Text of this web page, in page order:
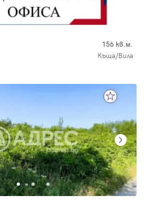
156 кв.м.
Къща/Вила